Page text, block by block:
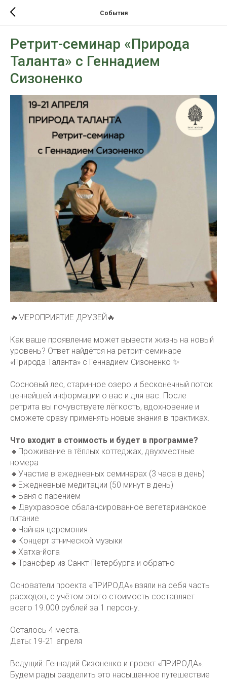
События
Ретрит-семинар «Природа
Таланта» с Геннадием
Сизоненко
🔥МЕРОПРИЯТИЕ ДРУЗЕЙ🔥
Как ваше проявление может вывести жизнь на новый
уровень? Ответ найдётся на ретрит-семинаре
«Природа Таланта» с Геннадием Сизоненко ✨
Сосновый лес, старинное озеро и бесконечный поток
ценнейшей информации о вас и для вас. После
ретрита вы почувствуете лёгкость, вдохновение и
сможете сразу применять новые знания в практиках.
Что входит в стоимость и будет в программе?
🔸Проживание в тёплых коттеджах, двухместные
номера
🔸Участие в ежедневных семинарах (3 часа в день)
🔸Ежедневные медитации (50 минут в день)
🔸Баня с парением
🔸Двухразовое сбалансированное вегетарианское
питание
🔸Чайная церемония
🔸Концерт этнической музыки
🔸Хатха-йога
🔸Трансфер из Санкт-Петербурга и обратно
Основатели проекта «ПРИРОДА» взяли на себя часть
расходов, с учётом этого стоимость составляет
всего 19.000 рублей за 1 персону.
Осталось 4 места.
Даты: 19-21 апреля
Ведущий: Геннадий Сизоненко и проект «ПРИРОДА».
Будем рады разделить это насыщенное путешествие